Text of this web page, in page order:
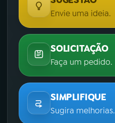
Envie uma ideia.
SOLICITAÇÃO
Faça um pedido.
SIMPLIFIQUE
Sugira melhorias.